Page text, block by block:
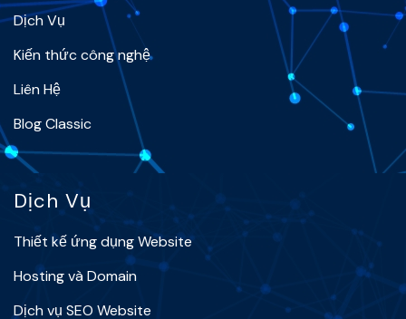
Dịch Vụ
Kiến thức công nghệ
Liên Hệ
Blog Classic
Dịch Vụ
Thiết kế ứng dụng Website
Hosting và Domain
Dịch vụ SEO Website